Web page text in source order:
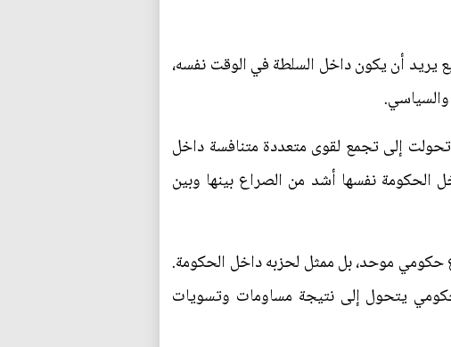
يريد أن يكون داخل السلطة في الوقت نفسه،
والسياسي.
إلى تجمع لقوى متعددة متنافسة داخل
نفسها أشد من الصراع بينها وبين
حكومي موحد، بل ممثل لحزبه داخل الحكومة.
يتحول إلى نتيجة مساومات وتسويات